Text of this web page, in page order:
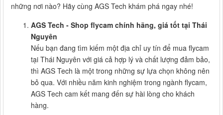
những nơi nào? Hãy cùng AGS Tech khám phá ngay nhé!
AGS Tech - Shop flycam chính hãng, giá tốt tại Thái
Nguyên
Nếu bạn đang tìm kiếm một địa chỉ uy tín để mua flycam
tại Thái Nguyên với giá cả hợp lý và chất lượng đảm bảo,
thì AGS Tech là một trong những sự lựa chọn không nên
bỏ qua. Với nhiều năm kinh nghiệm trong ngành flycam,
AGS Tech cam kết mang đến sự hài lòng cho khách
hàng.